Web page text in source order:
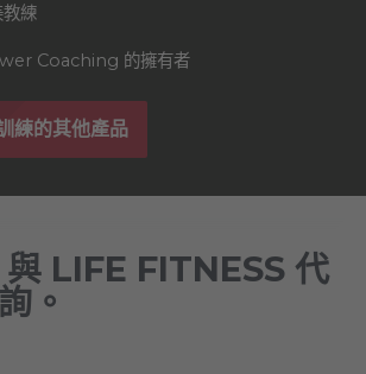
練
Coaching 的擁有者
練的其他產品
LIFE FITNESS 代
。